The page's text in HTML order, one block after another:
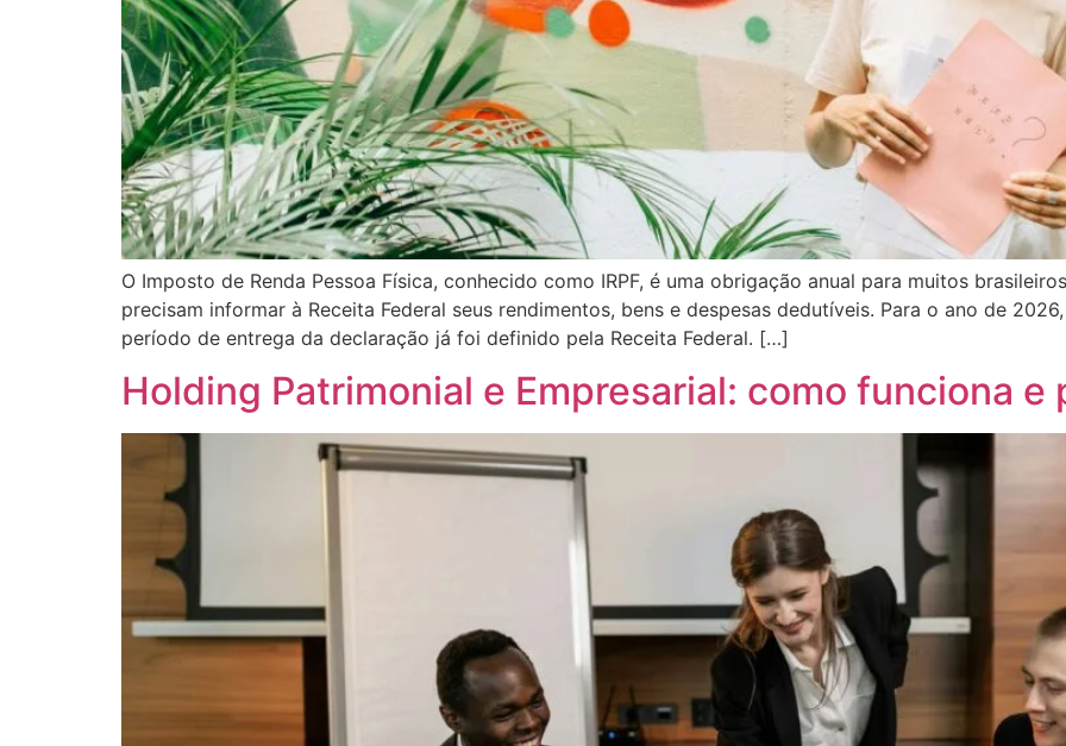
O Imposto de Renda Pessoa Física, conhecido como IRPF, é uma obrigação anual para muitos
precisam informar à Receita Federal seus rendimentos, bens e despesas dedutíveis. Para o ano de
período de entrega da declaração já foi definido pela Receita Federal. […]
Holding Patrimonial e Empresarial: como funciona e